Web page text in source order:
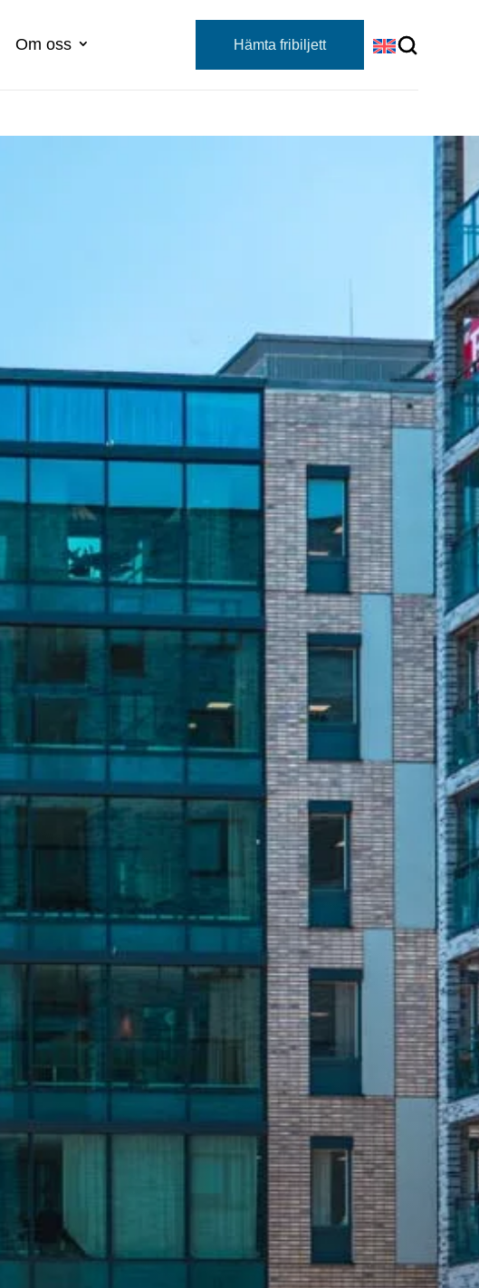
Om oss Hämta fribiljett